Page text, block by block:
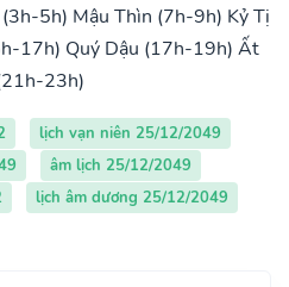
5h) Mậu Thìn (7h-9h) Kỷ Tị
17h) Quý Dậu (17h-19h) Ất
23h)
lịch vạn niên 25/12/2049
âm lịch 25/12/2049
lịch âm dương 25/12/2049